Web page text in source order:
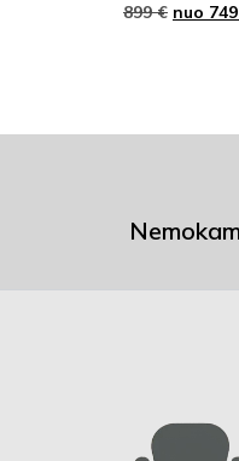
899€ nuo 749